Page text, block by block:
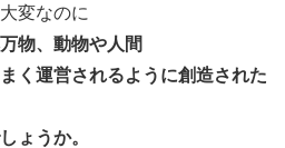
変なのに
物、動物や人間
く運営されるように創造された
ょうか。